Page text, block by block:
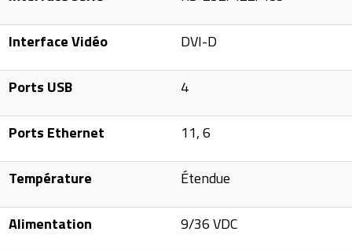
Interface Vidéo DVI-D
Ports USB 4
Ports Ethernet 11, 6
Température Étendue
Alimentation 9/36 VDC